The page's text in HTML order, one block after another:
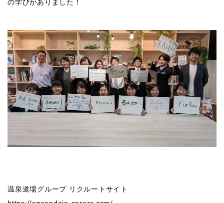
の学びがありました！
温泉道場グループ リクルートサイト